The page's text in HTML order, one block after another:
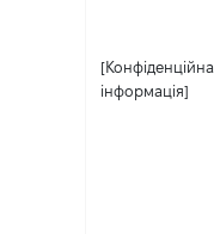
[Конфіденційна
інформація]